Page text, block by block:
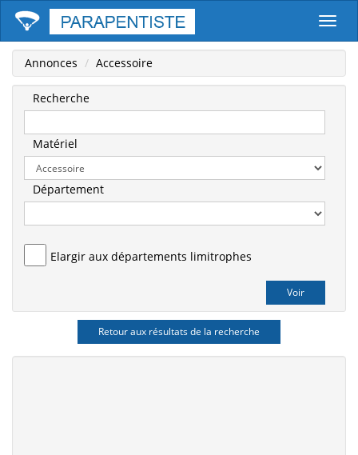
Annonces Accessoire
Recherche
Matériel
Département
Elargir aux départements limitrophes
Retour aux résultats de la recherche